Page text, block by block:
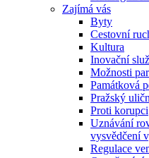
Zajímá vás
Byty
Cestovní
Kultura
Inovační
Možnosti
Památková
Pražský
Proti korupci
Uznávání
vysvědčení
Regulace